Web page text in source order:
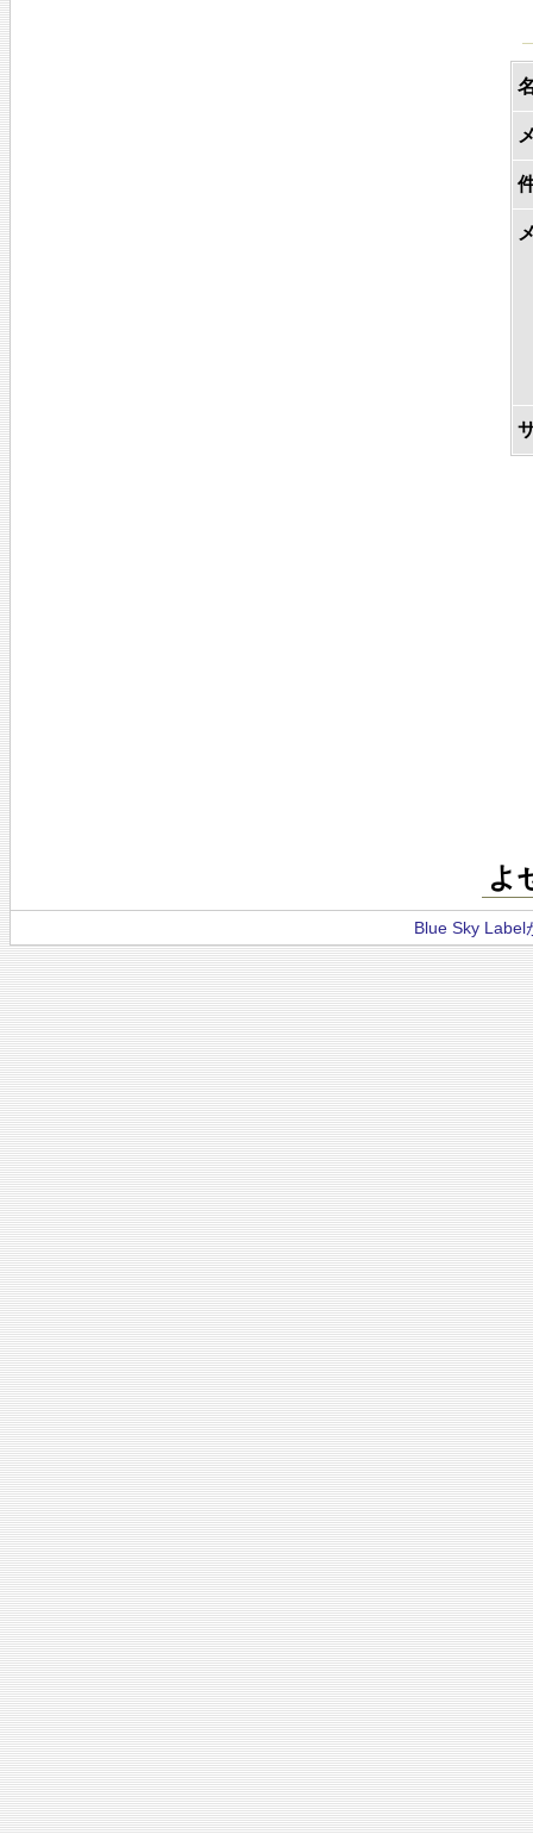
よ
Blue Sky Label